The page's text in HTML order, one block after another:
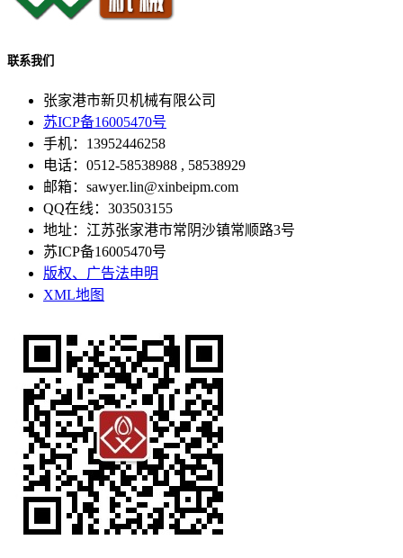
联系我们
张家港市新贝机械有限公司
苏ICP备16005470号
手机：13952446258
电话：0512-58538988 , 58538929
邮箱：sawyer.lin@xinbeipm.com
QQ在线：303503155
地址：江苏张家港市常阴沙镇常顺路3号
苏ICP备16005470号
版权、广告法申明
XML地图